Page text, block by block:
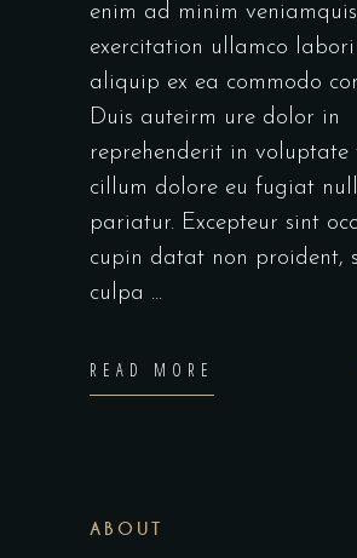
enim ad minim
exercitation ullamco
aliquip ex ea commodo
Duis auteirm ure dolor in
reprehenderit in voluptate
cillum dolore eu fugiat
pariatur. Excepteur sint
cupin datat non proident,
culpa
READ MORE
ABOUT